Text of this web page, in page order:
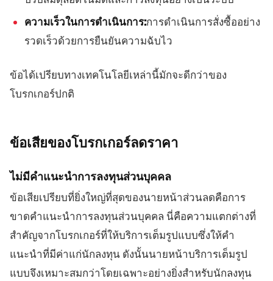
ความเร็วในการดำเนินการ:การดำเนินการสั่งซื้ออย่าง
รวดเร็วด้วยการยืนยันความฉับไว
ข้อได้เปรียบทางเทคโนโลยีเหล่านี้มักจะดีกว่าของ
โบรกเกอร์ปกติ
ข้อเสียของโบรกเกอร์ลดราคา
ไม่มีคำแนะนำการลงทุนส่วนบุคคล
ข้อเสียเปรียบที่ยิ่งใหญ่ที่สุดของนายหน้าส่วนลดคือการ
ขาดคำแนะนำการลงทุนส่วนบุคคล นี่คือความแตกต่างที่
สำคัญจากโบรกเกอร์ที่ให้บริการเต็มรูปแบบซึ่งให้คำ
แนะนำที่มีค่าแก่นักลงทุน ดังนั้นนายหน้าบริการเต็มรูป
แบบจึงเหมาะสมกว่าโดยเฉพาะอย่างยิ่งสำหรับนักลงทุน